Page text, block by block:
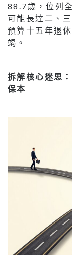
88.7歲，位列
可能長達二、
預算十五年退
竭。
拆解核心迷思
保本